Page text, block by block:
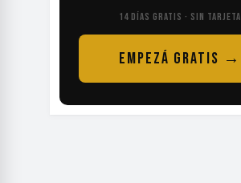
14 DÍAS GRATIS · SIN TARJETA
EMPEZÁ GRATIS →